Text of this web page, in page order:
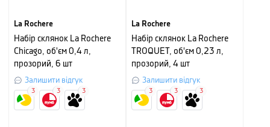
La Rochere
Набір склянок La Rochere
Chicago, об'єм 0,4 л,
прозорий, 6 шт
Залишити відгук
3 3 3
La Rochere
Набір склянок La Rochere
TROQUET, об'єм 0,23 л,
прозорий, 4 шт
Залишити відгук
3 3 3